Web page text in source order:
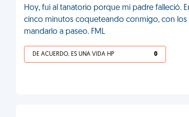
Hoy, fui al tanatorio porque mi padre falleció.
cinco minutos coqueteando conmigo, con los
mandarlo a paseo. FML
DE ACUERDO, ES UNA VIDA HP 0